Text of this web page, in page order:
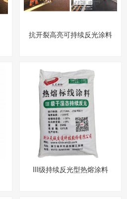
抗开裂高亮可持续反光涂料
III级持续反光型热熔涂料